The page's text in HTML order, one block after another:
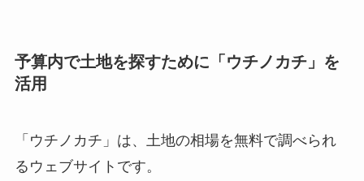
予算内で土地を探すために「ウチノカチ」を
活用
「ウチノカチ」は、土地の相場を無料で調べられ
るウェブサイトです。